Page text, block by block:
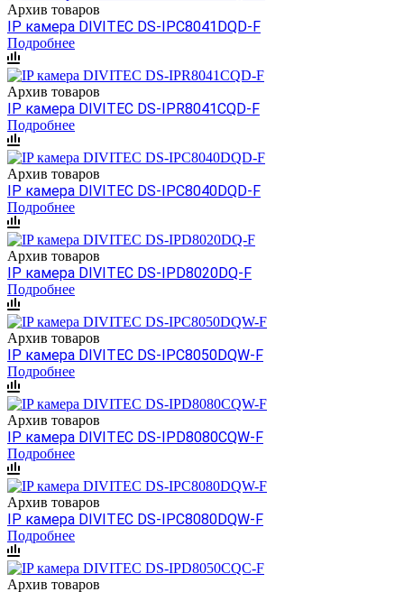
Архив товаров
IP камера DIVITEC DS-IPC8041DQD-F
Подробнее
Архив товаров
IP камера DIVITEC DS-IPR8041CQD-F
Подробнее
Архив товаров
IP камера DIVITEC DS-IPC8040DQD-F
Подробнее
Архив товаров
IP камера DIVITEC DS-IPD8020DQ-F
Подробнее
Архив товаров
IP камера DIVITEC DS-IPC8050DQW-F
Подробнее
Архив товаров
IP камера DIVITEC DS-IPD8080CQW-F
Подробнее
Архив товаров
IP камера DIVITEC DS-IPC8080DQW-F
Подробнее
Архив товаров